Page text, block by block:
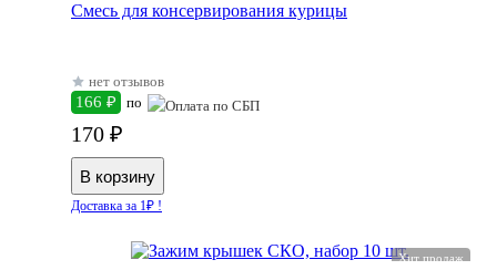
Смесь для консервирования курицы
нет отзывов
166 ₽ по
170 ₽
Доставка за 1₽ !
Хит продаж